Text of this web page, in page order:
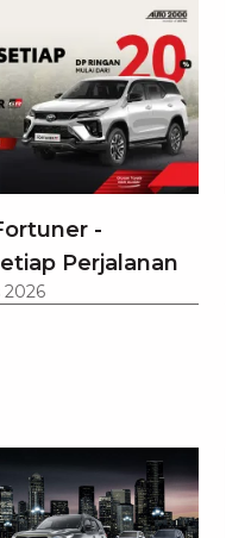
-
Perjalanan
2026